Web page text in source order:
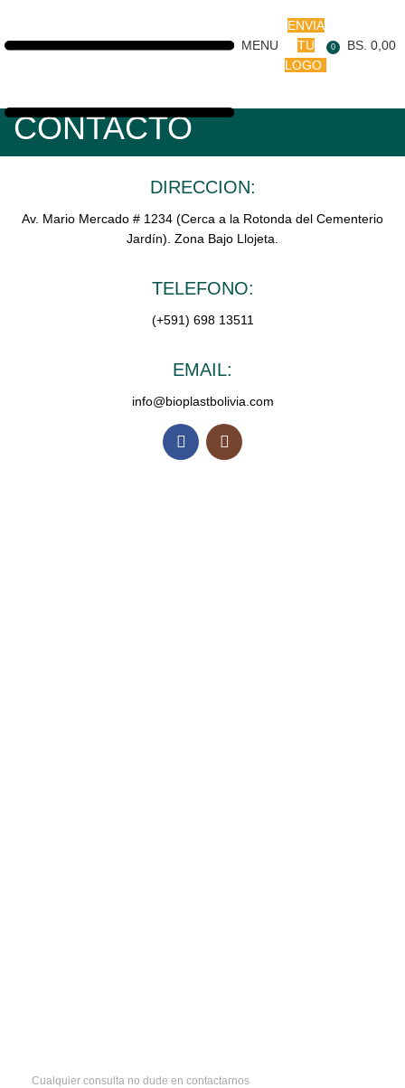
MENU
ENVIA
TU
LOGO
0 BS. 0,00
CONTACTO
DIRECCION:
Av. Mario Mercado # 1234 (Cerca a la Rotonda del Cementerio
Jardín). Zona Bajo Llojeta.
TELEFONO:
(+591) 698 13511
EMAIL:
info@bioplastbolivia.com
Cualquier consulta no dude en contactarnos